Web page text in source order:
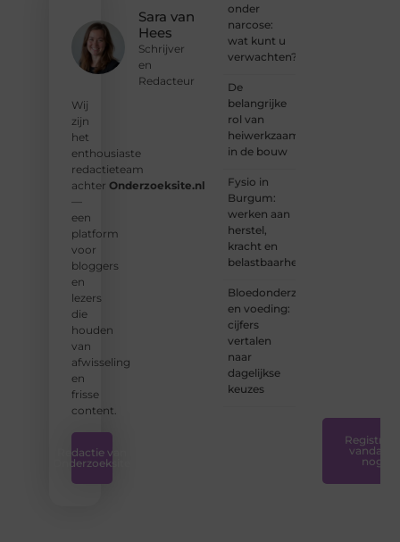
Sara van
Hees
Schrijver
en
Redacteur
Wij
zijn
het
enthousiaste
redactieteam
achter Onderzoeksite.nl
—
een
platform
voor
bloggers
en
lezers
die
houden
van
afwisseling
en
frisse
content.
Redactie van
Onderzoeksite
onder
narcose:
wat kunt u
verwachten?
De
belangrijke
rol van
heiwerkzaamheden
in de bouw
Fysio in
Burgum:
werken aan
herstel,
kracht en
belastbaarheid
Bloedonderzoek
en voeding:
cijfers
vertalen
naar
dagelijkse
keuzes
Registreer
vandaag
nog